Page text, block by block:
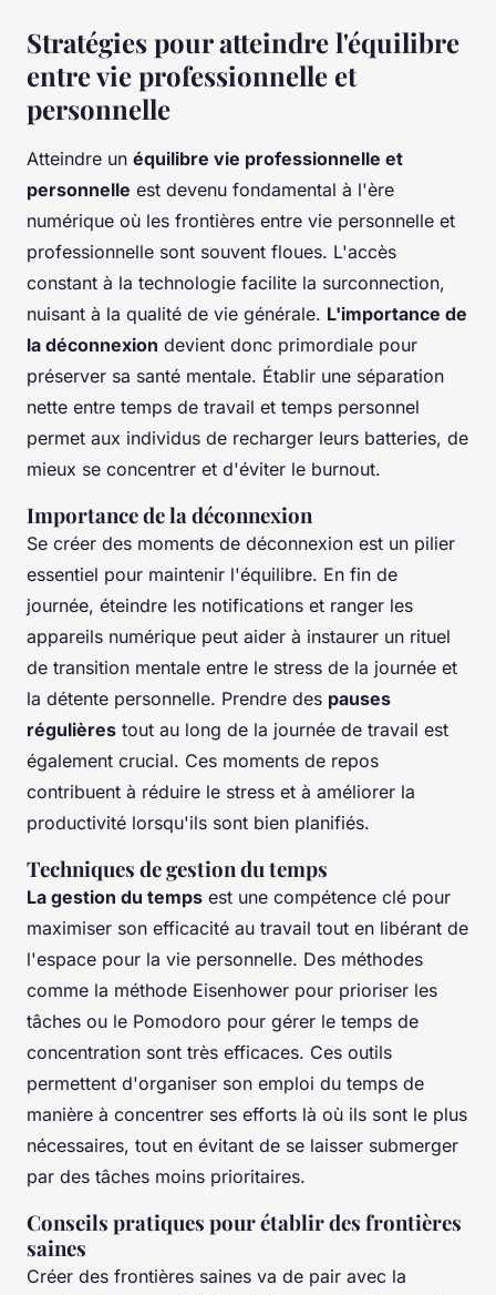
Stratégies pour atteindre l'équilibre
entre vie professionnelle et
personnelle
Atteindre un équilibre vie professionnelle et
personnelle est devenu fondamental à l'ère
numérique où les frontières entre vie personnelle et
professionnelle sont souvent floues. L'accès
constant à la technologie facilite la surconnection,
nuisant à la qualité de vie générale. L'importance de
la déconnexion devient donc primordiale pour
préserver sa santé mentale. Établir une séparation
nette entre temps de travail et temps personnel
permet aux individus de recharger leurs batteries, de
mieux se concentrer et d'éviter le burnout.
Importance de la déconnexion
Se créer des moments de déconnexion est un pilier
essentiel pour maintenir l'équilibre. En fin de
journée, éteindre les notifications et ranger les
appareils numérique peut aider à instaurer un rituel
de transition mentale entre le stress de la journée et
la détente personnelle. Prendre des pauses
régulières tout au long de la journée de travail est
également crucial. Ces moments de repos
contribuent à réduire le stress et à améliorer la
productivité lorsqu'ils sont bien planifiés.
Techniques de gestion du temps
La gestion du temps est une compétence clé pour
maximiser son efficacité au travail tout en libérant de
l'espace pour la vie personnelle. Des méthodes
comme la méthode Eisenhower pour prioriser les
tâches ou le Pomodoro pour gérer le temps de
concentration sont très efficaces. Ces outils
permettent d'organiser son emploi du temps de
manière à concentrer ses efforts là où ils sont le plus
nécessaires, tout en évitant de se laisser submerger
par des tâches moins prioritaires.
Conseils pratiques pour établir des frontières
saines
Créer des frontières saines va de pair avec la